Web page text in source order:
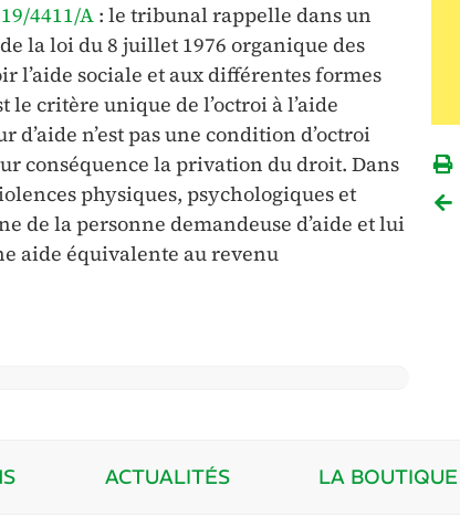
4411/A: le tribunal rappelle dans un
la loi du 8 juillet 1976 organique des
l’aide sociale et aux différentes formes
critère unique de l’octroi à l’aide
n’est pas une condition d’octroi
conséquence la privation du droit. Dans
physiques, psychologiques et
de la personne demandeuse d’aide et lui
aide équivalente au revenu
ACTUALITÉS LA BOUTIQUE